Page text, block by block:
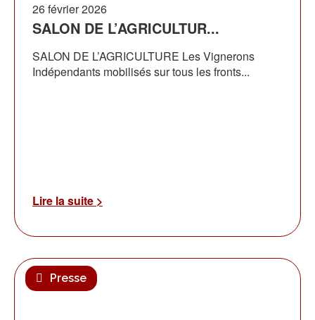
26 février 2026
SALON DE L’AGRICULTUR...
SALON DE L’AGRICULTURE Les Vignerons
Indépendants mobilisés sur tous les fronts...
Lire la suite >
Presse